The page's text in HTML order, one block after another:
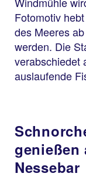
Fotomotiv
des Meeres
werden. Die
verabschiedet
auslaufende
genießen
Nessebar